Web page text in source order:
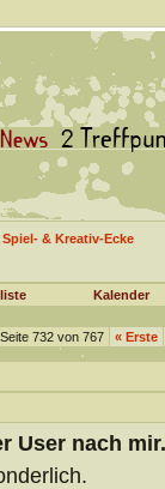
Spiel- & Kreativ-Ecke
Kalender
Seite 732 von 767 «Erste
User nach